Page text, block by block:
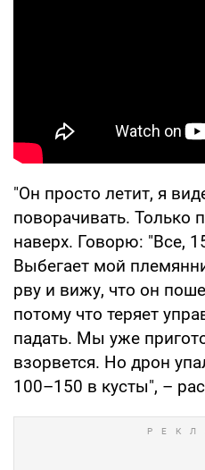
"Он просто летит, я
поворачивать. Только
наверх. Говорю: "Все,
Выбегает мой
рву и вижу, что он
потому что теряет
падать. Мы уже
взорвется. Но дрон
100–150 в кусты", –